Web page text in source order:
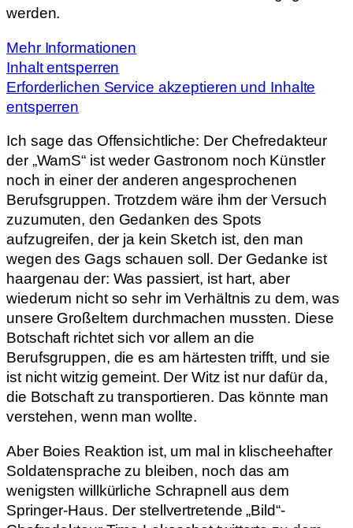
werden.
Mehr Informationen
Inhalt entsperren
Erforderlichen Service akzeptieren und Inhalte
entsperren
Ich sage das Offensichtliche: Der Chefredakteur
der „WamS“ ist weder Gastronom noch Künstler
noch in einer der anderen angesprochenen
Berufsgruppen. Trotzdem wäre ihm der Versuch
zuzumuten, den Gedanken des Spots
aufzugreifen, der ja kein Sketch ist, den man
wegen des Gags schauen soll. Der Gedanke ist
haargenau der: Was passiert, ist hart, aber
wiederum nicht so sehr im Verhältnis zu dem, was
unsere Großeltern durchmachen mussten. Diese
Botschaft richtet sich vor allem an die
Berufsgruppen, die es am härtesten trifft, und sie
ist nicht witzig gemeint. Der Witz ist nur dafür da,
die Botschaft zu transportieren. Das könnte man
verstehen, wenn man wollte.
Aber Boies Reaktion ist, um mal in klischeehafter
Soldatensprache zu bleiben, noch das am
wenigsten willkürliche Schrapnell aus dem
Springer-Haus. Der stellvertretende „Bild“-